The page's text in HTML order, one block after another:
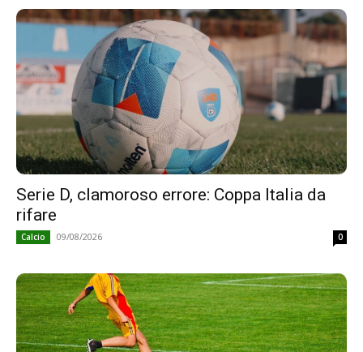
Serie D, clamoroso errore: Coppa Italia da
rifare
Calcio 09/08/2026 0